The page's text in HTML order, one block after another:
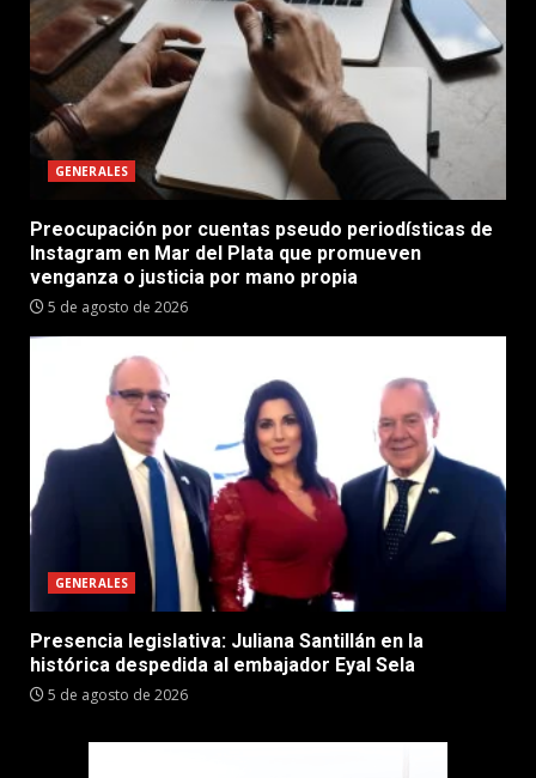
GENERALES
Preocupación por cuentas pseudo periodísticas de
Instagram en Mar del Plata que promueven
venganza o justicia por mano propia
5 de agosto de 2026
GENERALES
Presencia legislativa: Juliana Santillán en la
histórica despedida al embajador Eyal Sela
5 de agosto de 2026